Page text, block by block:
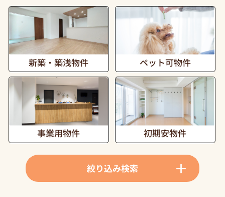
新築・築浅物件 ペット可物件
事業用物件 初期安物件
絞り込み検索